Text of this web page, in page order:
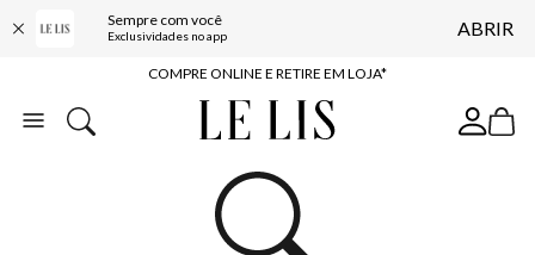
Sempre com você
Exclusividades no app ABRIR
10% OFF NA PRIMEIRA COMPRA*
COMPRE ONLINE E RETIRE EM LOJA*
ENTREGA EXPRESSA*
BAIXE O APP
10% OFF NA PRIMEIRA COMPRA*